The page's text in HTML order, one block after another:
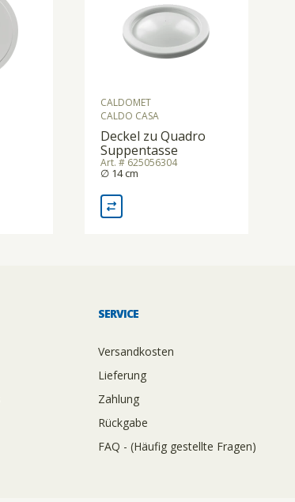
CALDOMET
CALDO CASA
Deckel zu Quadro
Suppentasse
Art. # 625056304
∅ 14 cm
SERVICE
Versandkosten
Lieferung
Zahlung
Rückgabe
FAQ - (Häufig gestellte Fragen)